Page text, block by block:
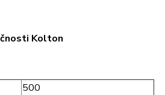
Kolton
500